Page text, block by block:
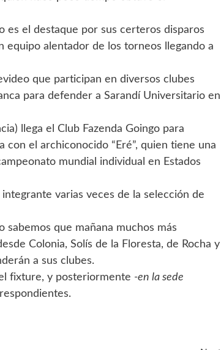
es el destaque por sus certeros disparos
alentador de los torneos llegando a
que participan en diversos clubes
para defender a Sarandí Universitario en
llega el Club Fazenda Goingo para
el archiconocido “Eré”, quien tiene una
mundial individual en Estados
varias veces de la selección de
sabemos que mañana muchos más
Colonia, Solís de la Floresta, de Rocha y
a sus clubes.
fixture, y posteriormente -en la sede